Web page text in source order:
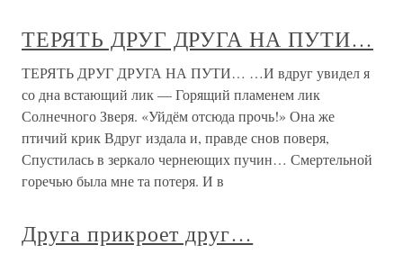
ТЕРЯТЬ ДРУГ ДРУГА НА ПУТИ…
ТЕРЯТЬ ДРУГ ДРУГА НА ПУТИ… …И вдруг увидел я
со дна встающий лик — Горящий пламенем лик
Солнечного Зверя. «Уйдём отсюда прочь!» Она же
птичий крик Вдруг издала и, правде снов поверя,
Спустилась в зеркало чернеющих пучин… Смертельной
горечью была мне та потеря. И в
Друга прикроет друг…